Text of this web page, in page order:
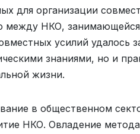
для организации
между НКО,
усилий удалось
знаниями, но и
жизни.
в общественном
НКО. Овладение